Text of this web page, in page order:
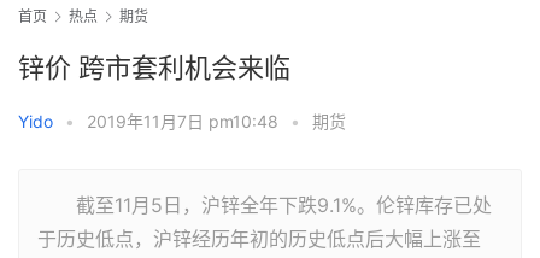
首页 热点 期货
锌价 跨市套利机会来临
Yido • 2019年11月7日 pm10:48 • 期货
截至11月5日，沪锌全年下跌9.1%。伦锌库存已处
于历史低点，沪锌经历年初的历史低点后大幅上涨至